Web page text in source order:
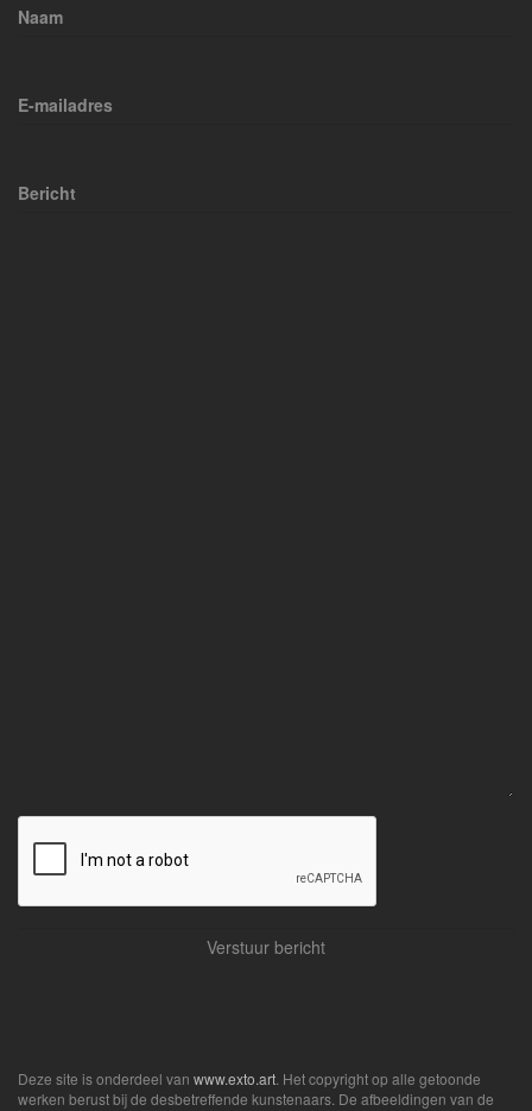
Naam
E-mailadres
Bericht
Deze site is onderdeel van www.exto.art . Het copyright op alle getoonde
werken berust bij de desbetreffende kunstenaars. De afbeeldingen van de